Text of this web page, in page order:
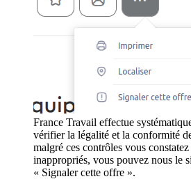
France Travail effectue
vérifier la légalité et la conformité
malgré ces contrôles vous
inappropriés, vous pouvez nous le
« Signaler cette offre ».